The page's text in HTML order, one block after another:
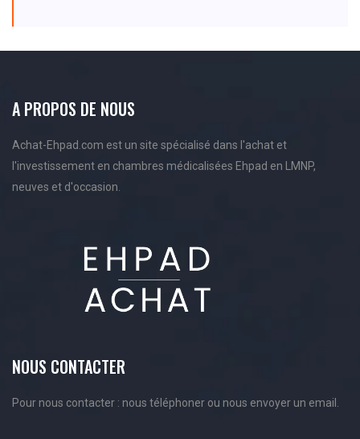
A PROPOS DE NOUS
Achat-Ehpad.com est un site spécialisé dans l'achat et
l'investissement en chambres médicalisées Ehpad en LMNP,
neuves et d'occasion.
NOUS CONTACTER
Pour nous contacter : nous téléphoner ou nous envoyer un email.